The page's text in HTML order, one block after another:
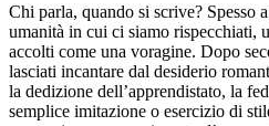
Chi parla, quando si scrive? Spesso
umanità in cui ci siamo rispecchiati,
accolti come una voragine. Dopo
lasciati incantare dal desiderio
la dedizione dell’apprendistato, la
semplice imitazione o esercizio di